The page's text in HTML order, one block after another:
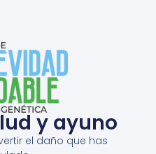
y ayuno
el daño que has